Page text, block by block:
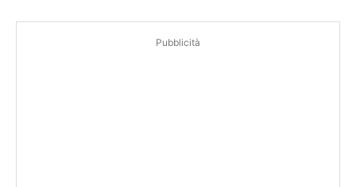
Pubblicità